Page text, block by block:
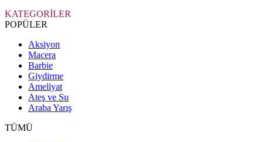
KATEGORİLER
POPÜLER
Aksiyon
Macera
Barbie
Giydirme
Ameliyat
Ateş ve Su
Araba Yarış
TÜMÜ